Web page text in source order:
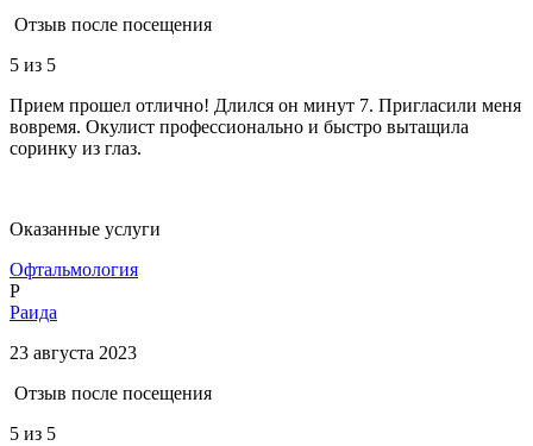
Отзыв после посещения
5 из 5
Прием прошел отлично! Длился он минут 7. Пригласили меня
вовремя. Окулист профессионально и быстро вытащила
соринку из глаз.
Оказанные услуги
Офтальмология
Р
Раида
23 августа 2023
Отзыв после посещения
5 из 5